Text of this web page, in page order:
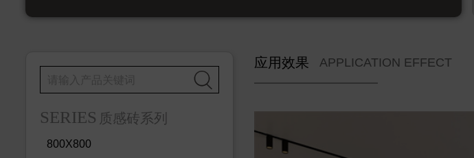

SERIES 质感砖系列
800X800
应用效果 APPLICATION EFFECT